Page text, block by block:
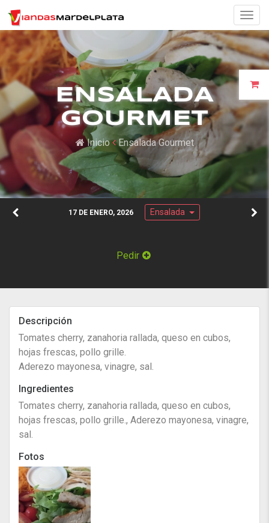
ENSALADA
GOURMET
Inicio Ensalada Gourmet
17 DE ENERO, 2026 Ensalada
Pedir
Descripción
Tomates cherry, zanahoria rallada, queso en cubos,
hojas frescas, pollo grille.
Aderezo mayonesa, vinagre, sal.
Ingredientes
Tomates cherry, zanahoria rallada, queso en cubos,
hojas frescas, pollo grille., Aderezo mayonesa, vinagre,
sal.
Fotos